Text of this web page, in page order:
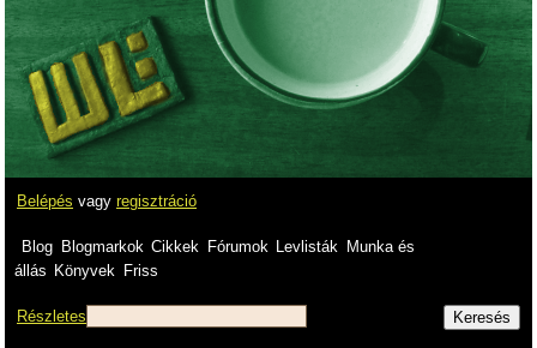
Belépés vagy regisztráció
Blog Blogmarkok Cikkek Fórumok Levlisták
Munka és
állás Könyvek Friss
Részletes